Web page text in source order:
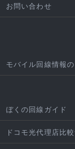
お問い合わせ
モバイル回線情報
ぼくの回線ガイド
ドコモ光代理店比